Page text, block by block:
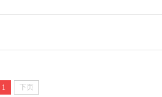
1 下页